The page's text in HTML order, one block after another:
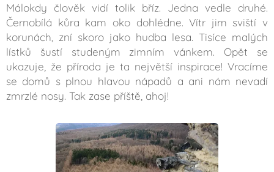
Málokdy člověk vidí tolik bříz. Jedna vedle druhé.
Černobílá kůra kam oko dohlédne. Vítr jim sviští v
korunách, zní skoro jako hudba lesa. Tisíce malých
lístků šustí studeným zimním vánkem. Opět se
ukazuje, že příroda je ta největší inspirace! Vracíme
se domů s plnou hlavou nápadů a ani nám nevadí
zmrzlé nosy. Tak zase příště, ahoj!